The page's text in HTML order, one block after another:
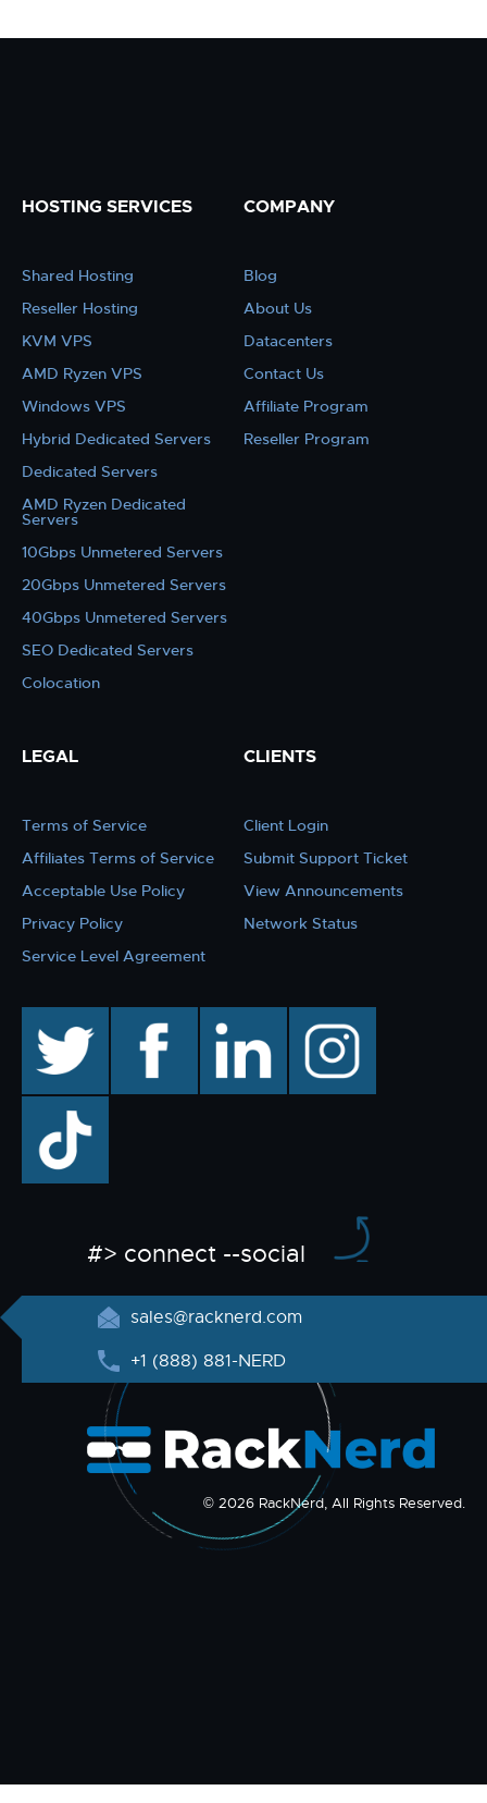
HOSTING SERVICES
Shared Hosting
Reseller Hosting
KVM VPS
AMD Ryzen VPS
Windows VPS
Hybrid Dedicated Servers
Dedicated Servers
AMD Ryzen Dedicated
Servers
10Gbps Unmetered Servers
20Gbps Unmetered Servers
40Gbps Unmetered Servers
SEO Dedicated Servers
Colocation
COMPANY
Blog
About Us
Datacenters
Contact Us
Affiliate Program
Reseller Program
LEGAL
Terms of Service
Affiliates Terms of Service
Acceptable Use Policy
Privacy Policy
Service Level Agreement
CLIENTS
Client Login
Submit Support Ticket
View Announcements
Network Status
facebook linkedin instagram
TikTok
#> connect --social
sales@racknerd.com
+1 (888) 881-NERD
© 2026 RackNerd, All Rights Reserved.